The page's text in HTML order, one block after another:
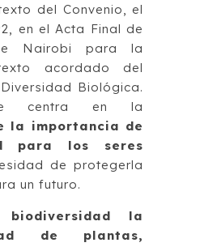
del Convenio, el
en el Acta Final de
Nairobi para la
acordado del
Biológica.
centra en la
la importancia de
para los seres
de protegerla
un futuro.
biodiversidad la
de plantas,